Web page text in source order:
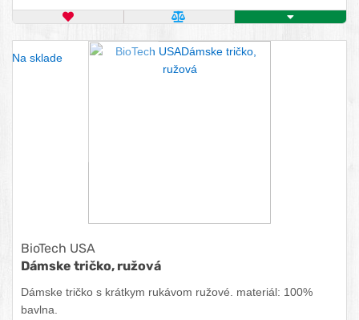
OBĽÚBENÝ PRODUKTPOROVNAŤ PRODUKT
KÚPIŤ
Na sklade
BioTech USA
Dámske tričko, ružová
Dámske tričko s krátkym rukávom ružové. materiál: 100%
bavlna.